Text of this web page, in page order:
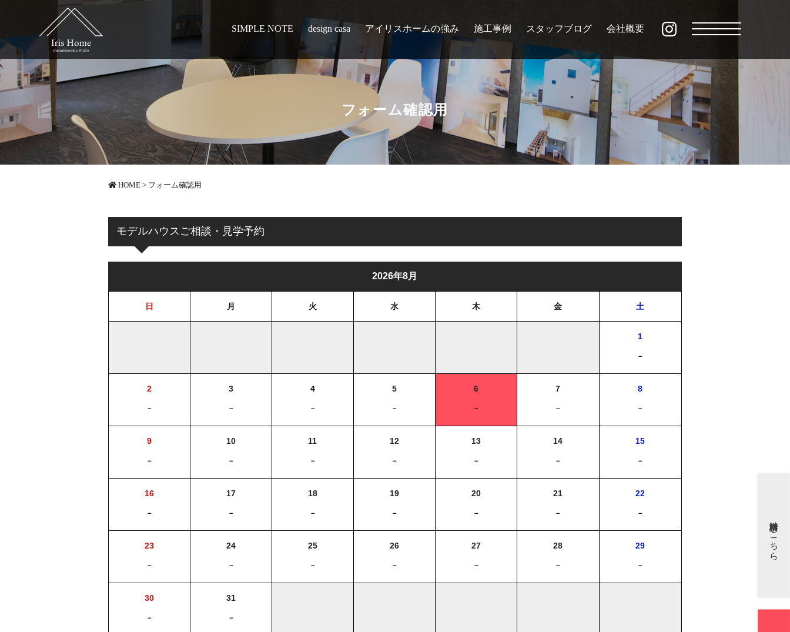
SIMPLE NOTE design casa アイリスホームの強み 施工事例 スタッフブログ 会社概要
フォーム確認用
HOME> フォーム確認用
モデルハウスご相談・見学予約
2026年8月
日 月 火 水 木 金 土
1
－
2
－
3
－
4
－
5
－
6
－
7
－
8
－
9
－
10
－
11
－
12
－
13
－
14
－
15
－
16
－
17
－
18
－
19
－
20
－
21
－
22
－
23
－
24
－
25
－
26
－
27
－
28
－
29
－
30
－
31
－
資料請求はこちら